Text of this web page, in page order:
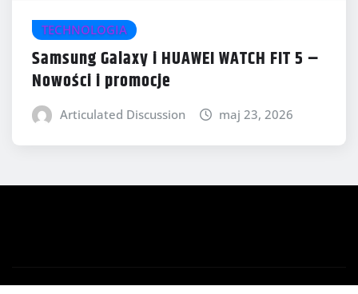
TECHNOLOGIA
Samsung Galaxy i HUAWEI WATCH FIT 5 –
Nowości i promocje
Articulated Discussion maj 23, 2026